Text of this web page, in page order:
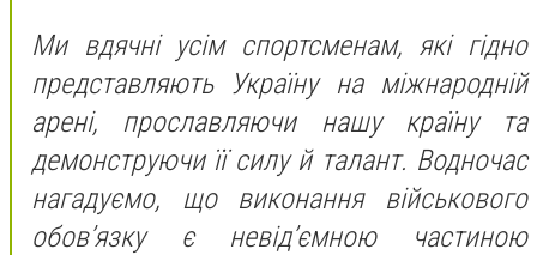
Ми вдячні усім спортсменам, які гідно
представляють Україну на міжнародній
арені, прославляючи нашу країну та
демонструючи її силу й талант. Водночас
нагадуємо, що виконання військового
обов’язку є невід’ємною частиною